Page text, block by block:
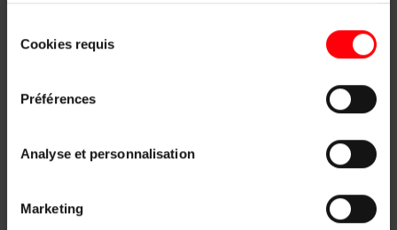
moment. Vous trouverez de plus amples informations sur les
cookies et les options de personnalisation sous le bouton "Afficher
les détails".
duCookies requis
Préférences
Analyse et personnalisation
Marketing